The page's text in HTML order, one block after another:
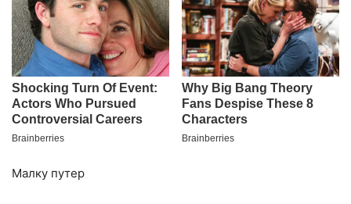
Малку путер